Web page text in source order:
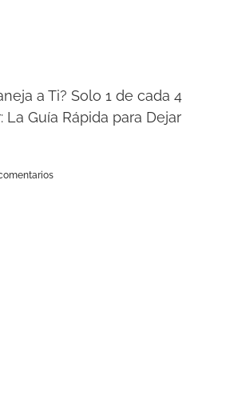
a Ti? Solo 1 de cada 4
La Guía Rápida para Dejar